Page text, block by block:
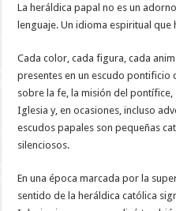
La heráldica papal no es un
lenguaje. Un idioma espiritual que
Cada color, cada figura, cada
presentes en un escudo pontificio
sobre la fe, la misión del
Iglesia y, en ocasiones, incluso
escudos papales son pequeñas
silenciosos.
En una época marcada por la
sentido de la heráldica católica